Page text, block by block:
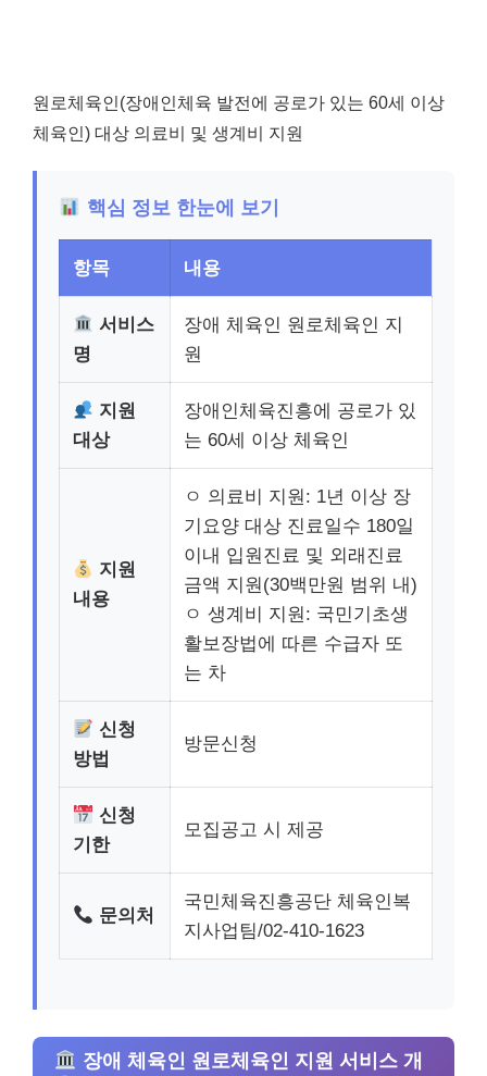
원로체육인(장애인체육 발전에 공로가 있는 60세 이상
체육인) 대상 의료비 및 생계비 지원
핵심 정보 한눈에 보기
항목 내용
서비스
명
장애 체육인 원로체육인 지
원
지원
대상
장애인체육진흥에 공로가 있
는 60세 이상 체육인
지원
내용
ㅇ 의료비 지원: 1년 이상 장
기요양 대상 진료일수 180일
이내 입원진료 및 외래진료
금액 지원(30백만원 범위 내)
ㅇ 생계비 지원: 국민기초생
활보장법에 따른 수급자 또
는 차
신청
방법
방문신청
신청
기한
모집공고 시 제공
문의처
국민체육진흥공단 체육인복
지사업팀/02-410-1623
장애 체육인 원로체육인 지원 서비스 개